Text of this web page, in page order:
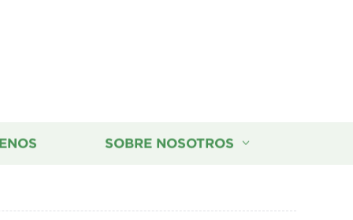
SOBRE NOSOTROS